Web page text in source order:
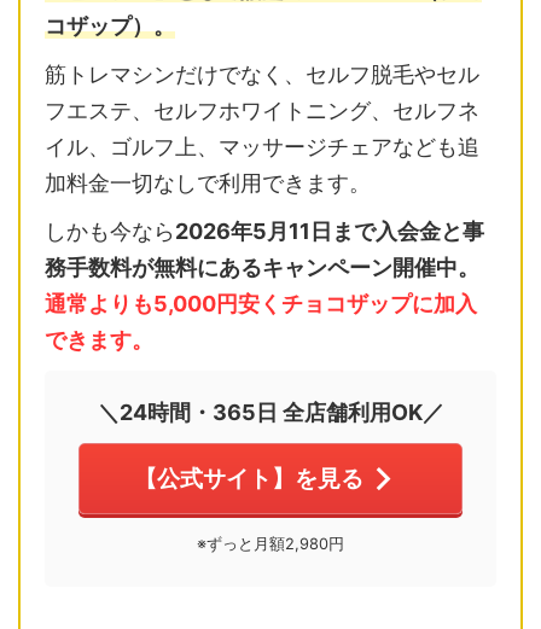
コザップ）。
筋トレマシンだけでなく、セルフ脱毛やセル
フエステ、セルフホワイトニング、セルフネ
イル、ゴルフ上、マッサージチェアなども追
加料金一切なしで利用できます。
しかも今なら2026年5月11日まで入会金と事
務手数料が無料にあるキャンペーン開催中。
通常よりも5,000円安くチョコザップに加入
できます。
＼24時間・365日 全店舗利用OK／
【公式サイト】を見る
※ずっと月額2,980円